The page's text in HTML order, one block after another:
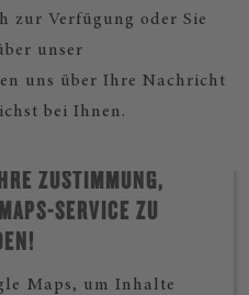
zur Verfügung oder Sie
unser
uns über Ihre Nachricht
bei Ihnen.
ZUSTIMMUNG,
SERVICE ZU
Maps, um Inhalte